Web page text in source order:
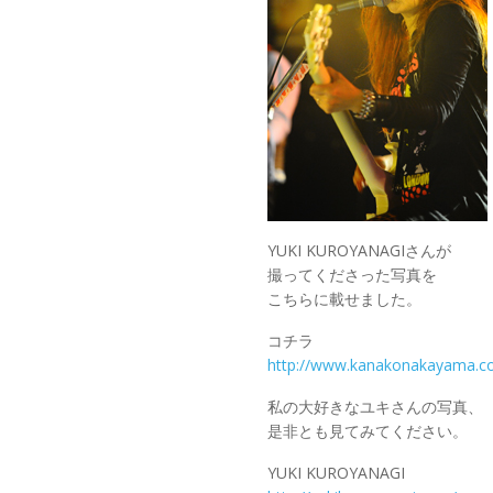
YUKI KUROYANAGIさんが
撮ってくださった写真を
こちらに載せました。
コチラ
http://
私の大好きなユキさんの写真、
是非とも見てみてください。
YUKI KUROYANAGI